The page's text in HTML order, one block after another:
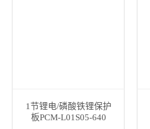
1节锂电/磷酸铁锂保护
板PCM-L01S05-640